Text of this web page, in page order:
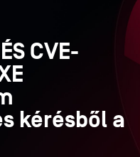
CVE-
kérésből a